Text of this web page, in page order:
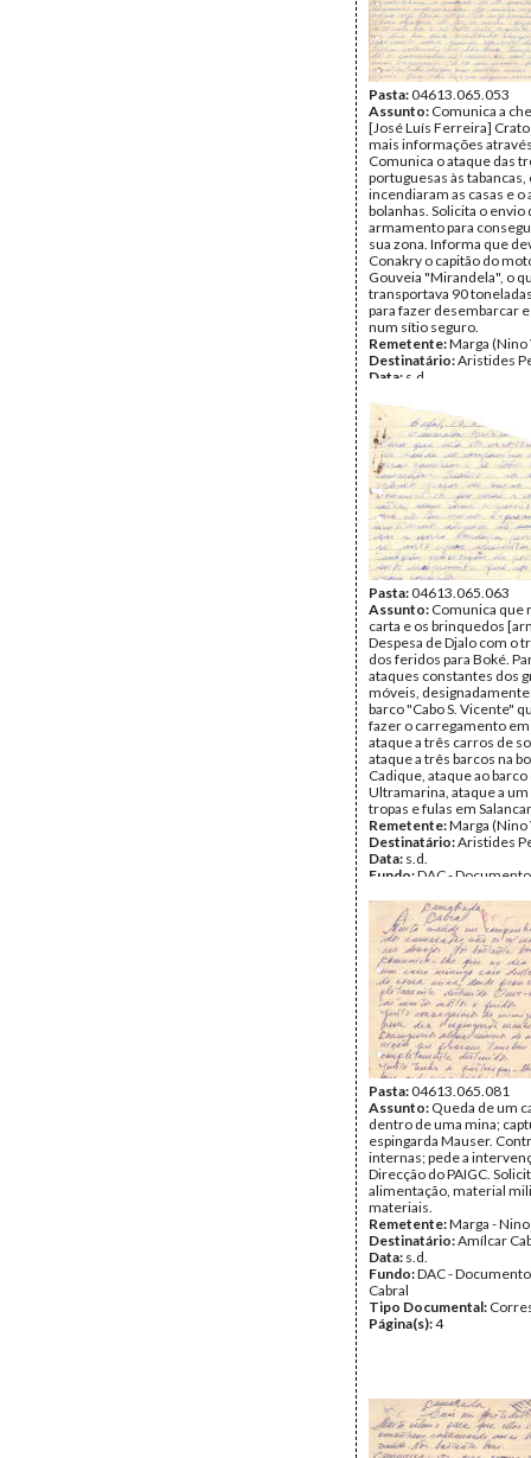
Pasta:04613.065.053
Assunto: Comunica a
[José Luís Ferreira]
mais informações
Comunica o ataque das
portuguesas às tabancas,
incendiaram as casas e o
bolanhas. Solicita o envio
armamento para
sua zona. Informa que
Conakry o capitão do
Gouveia "Mirandela", o
transportava 90
para fazer desembarcar
num sítio seguro.
Remetente:Marga (Nino
Destinatário:Aristides
Data: s.d.
Cabral
Tipo Documental:
Página(s):3
Pasta:04613.065.063
Assunto: Comunica que
carta e os brinquedos
Despesa de Djalo com o
dos feridos para Boké.
ataques constantes dos
móveis,
barco "Cabo S. Vicente"
fazer o carregamento
ataque a três carros de
ataque a três barcos na
Cadique, ataque ao barco
Ultramarina, ataque a
tropas e fulas em
Remetente:Marga (Nino
Destinatário:Aristides
Data: s.d.
Fundo:DAC -
Tipo Documental:
Página(s):10
Pasta:04613.065.081
Assunto: Queda de um
dentro de uma mina;
espingarda Mauser.
internas; pede a
Direcção do PAIGC.
alimentação, material
materiais.
Remetente:Marga -
Destinatário:Amílcar
Data: s.d.
Fundo:DAC -
Cabral
Tipo Documental:
Página(s):4